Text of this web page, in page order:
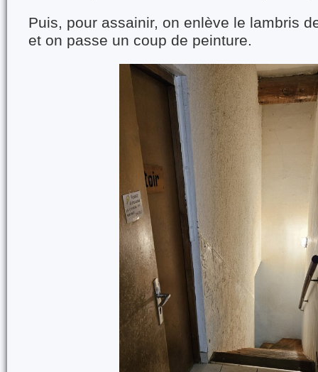
Puis, pour assainir, on enlève le lambris
et on passe un coup de peinture.